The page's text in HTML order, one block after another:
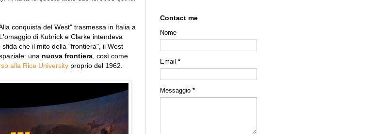
conquista del West" trasmessa in Italia a
di Kubrick e Clarke intendeva
che il mito della "frontiera", il West
una nuova frontiera , così come
alla Rice University proprio del 1962.
Contact me
Nome
Email *
Messaggio *